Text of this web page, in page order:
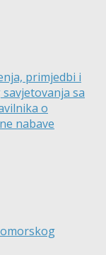
primjedbi i
sa
o
nabave